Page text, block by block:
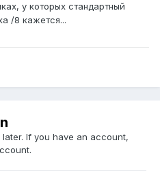
у которых стандартный
/8 кажется...
If you have an account,